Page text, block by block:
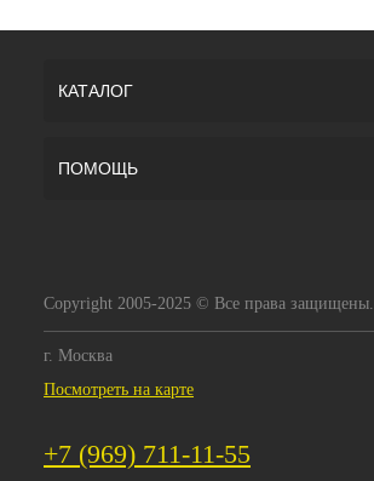
КАТАЛОГ
ПОМОЩЬ
Copyright 2005-2025 © Все права защищены.
г. Москва
Посмотреть на карте
+7 (969) 711-11-55